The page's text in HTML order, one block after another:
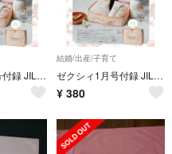
ゼクシィ1月号付録 JILLSTUART マチ付BIGコスメポーチ
結婚/出産/子育て
ゼクシィ1月号付録 JILLSTUART マチ付BIGコスメポーチ
¥ 380